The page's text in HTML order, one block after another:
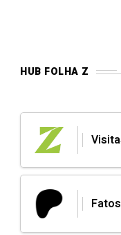
HUB FOLHA Z